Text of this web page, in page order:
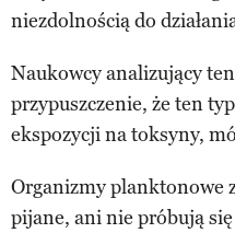
niezdolnością do
Naukowcy analizujący
przypuszczenie, że ten
ekspozycji na toksyny,
Organizmy planktonowe
pijane, ani nie próbują